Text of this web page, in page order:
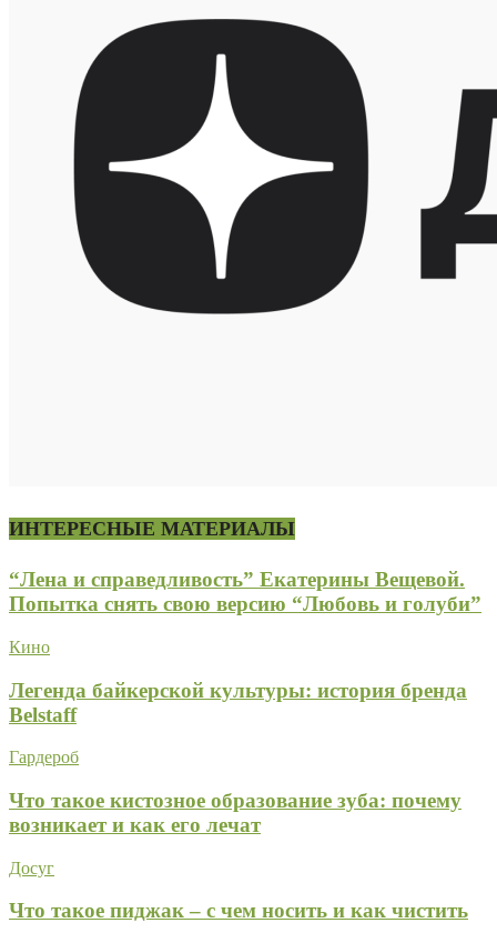
ИНТЕРЕСНЫЕ МАТЕРИАЛЫ
“Лена и справедливость” Екатерины Вещевой.
Попытка снять свою версию “Любовь и голуби”
Кино
Легенда байкерской культуры: история бренда
Belstaff
Гардероб
Что такое кистозное образование зуба: почему
возникает и как его лечат
Досуг
Что такое пиджак – с чем носить и как чистить